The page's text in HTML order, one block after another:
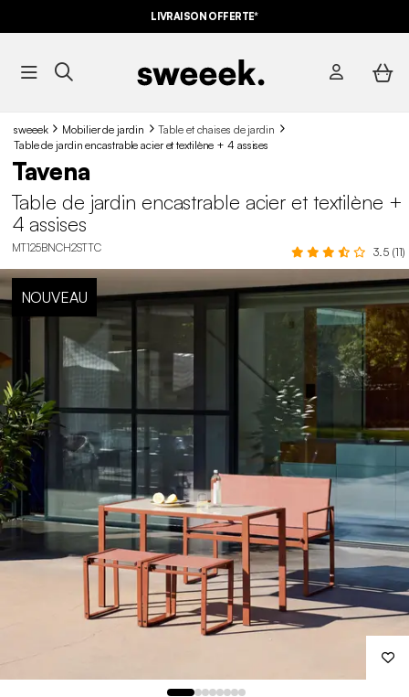
LIVRAISON OFFERTE*
sweeek Mobilier de jardin
Table et chaises de jardin
Table de jardin encastrable acier et textilène + 4 assises
Tavena
Table de jardin encastrable acier et textilène +
4 assises
MT125BNCH2STTC 3.5 (11)
NOUVEAU